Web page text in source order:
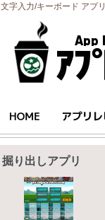
文字入力/キーボード アプ
掘り出しアプリ